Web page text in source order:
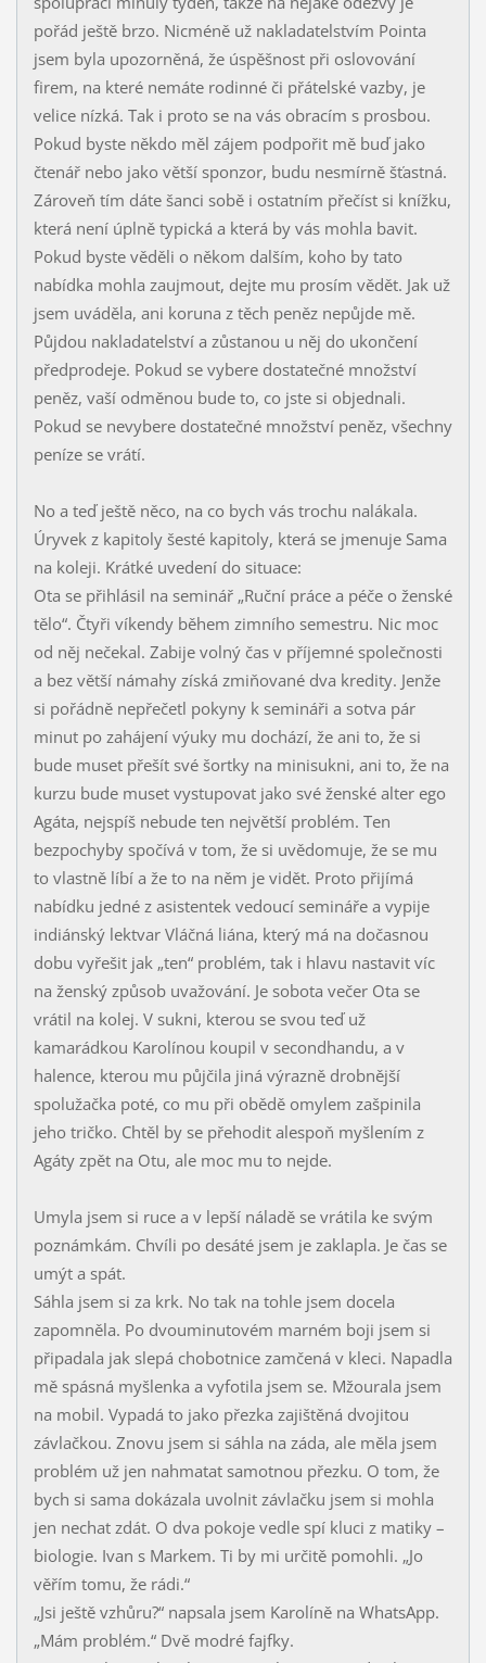
pořád ještě brzo. Nicméně už nakladatelstvím Pointa
jsem byla upozorněná, že úspěšnost při oslovování
firem, na které nemáte rodinné či přátelské vazby, je
velice nízká. Tak i proto se na vás obracím s prosbou.
Pokud byste někdo měl zájem podpořit mě buď jako
čtenář nebo jako větší sponzor, budu nesmírně šťastná.
Zároveň tím dáte šanci sobě i ostatním přečíst si knížku,
která není úplně typická a která by vás mohla bavit.
Pokud byste věděli o někom dalším, koho by tato
nabídka mohla zaujmout, dejte mu prosím vědět. Jak už
jsem uváděla, ani koruna z těch peněz nepůjde mě.
Půjdou nakladatelství a zůstanou u něj do ukončení
předprodeje. Pokud se vybere dostatečné množství
peněz, vaší odměnou bude to, co jste si objednali.
Pokud se nevybere dostatečné množství peněz, všechny
peníze se vrátí.
No a teď ještě něco, na co bych vás trochu nalákala.
Úryvek z kapitoly šesté kapitoly, která se jmenuje Sama
na koleji. Krátké uvedení do situace:
Ota se přihlásil na seminář „Ruční práce a péče o ženské
tělo“. Čtyři víkendy během zimního semestru. Nic moc
od něj nečekal. Zabije volný čas v příjemné společnosti
a bez větší námahy získá zmiňované dva kredity. Jenže
si pořádně nepřečetl pokyny k semináři a sotva pár
minut po zahájení výuky mu dochází, že ani to, že si
bude muset přešít své šortky na minisukni, ani to, že na
kurzu bude muset vystupovat jako své ženské alter ego
Agáta, nejspíš nebude ten největší problém. Ten
bezpochyby spočívá v tom, že si uvědomuje, že se mu
to vlastně líbí a že to na něm je vidět. Proto přijímá
nabídku jedné z asistentek vedoucí semináře a vypije
indiánský lektvar Vláčná liána, který má na dočasnou
dobu vyřešit jak „ten“ problém, tak i hlavu nastavit víc
na ženský způsob uvažování. Je sobota večer Ota se
vrátil na kolej. V sukni, kterou se svou teď už
kamarádkou Karolínou koupil v secondhandu, a v
halence, kterou mu půjčila jiná výrazně drobnější
spolužačka poté, co mu při obědě omylem zašpinila
jeho tričko. Chtěl by se přehodit alespoň myšlením z
Agáty zpět na Otu, ale moc mu to nejde.
Umyla jsem si ruce a v lepší náladě se vrátila ke svým
poznámkám. Chvíli po desáté jsem je zaklapla. Je čas se
umýt a spát.
Sáhla jsem si za krk. No tak na tohle jsem docela
zapomněla. Po dvouminutovém marném boji jsem si
připadala jak slepá chobotnice zamčená v kleci. Napadla
mě spásná myšlenka a vyfotila jsem se. Mžourala jsem
na mobil. Vypadá to jako přezka zajištěná dvojitou
závlačkou. Znovu jsem si sáhla na záda, ale měla jsem
problém už jen nahmatat samotnou přezku. O tom, že
bych si sama dokázala uvolnit závlačku jsem si mohla
jen nechat zdát. O dva pokoje vedle spí kluci z matiky –
biologie. Ivan s Markem. Ti by mi určitě pomohli. „Jo
věřím tomu, že rádi.“
„Jsi ještě vzhůru?“ napsala jsem Karolíně na WhatsApp.
„Mám problém.“ Dvě modré fajfky.